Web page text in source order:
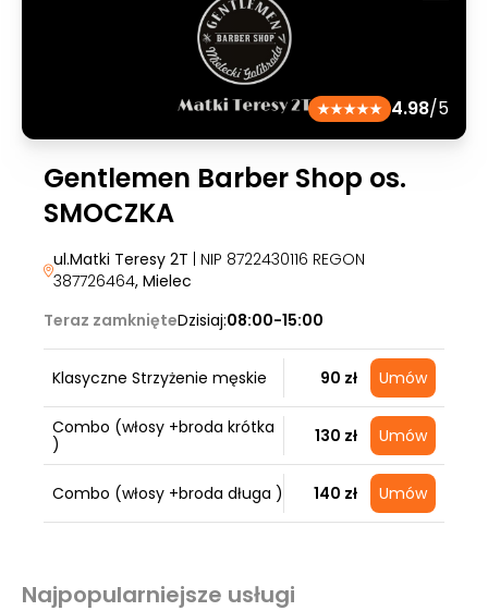
4.98/5
Gentlemen Barber Shop os.
SMOCZKA
ul.Matki Teresy 2T | NIP 8722430116 REGON
387726464, Mielec
Teraz zamknięteDzisiaj:08:00-15:00
Klasyczne Strzyżenie męskie 90 zł Umów
Combo (włosy +broda krótka
)
130 zł Umów
Combo (włosy +broda długa ) 140 zł Umów
Najpopularniejsze usługi